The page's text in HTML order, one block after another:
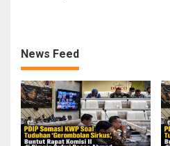
News Feed